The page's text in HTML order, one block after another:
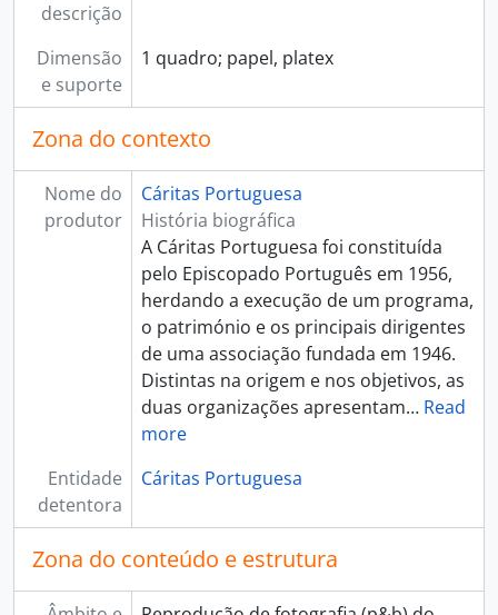
descrição
Dimensão
e suporte
1 quadro; papel, platex
Zona do contexto
Nome do
produtor
Cáritas Portuguesa
História biográfica
A Cáritas Portuguesa foi constituída
pelo Episcopado Português em 1956,
herdando a execução de um programa,
o património e os principais dirigentes
de uma associação fundada em 1946.
Distintas na origem e nos objetivos, as
duas organizações apresentam… Read
more
Entidade
detentora
Cáritas Portuguesa
Zona do conteúdo e estrutura